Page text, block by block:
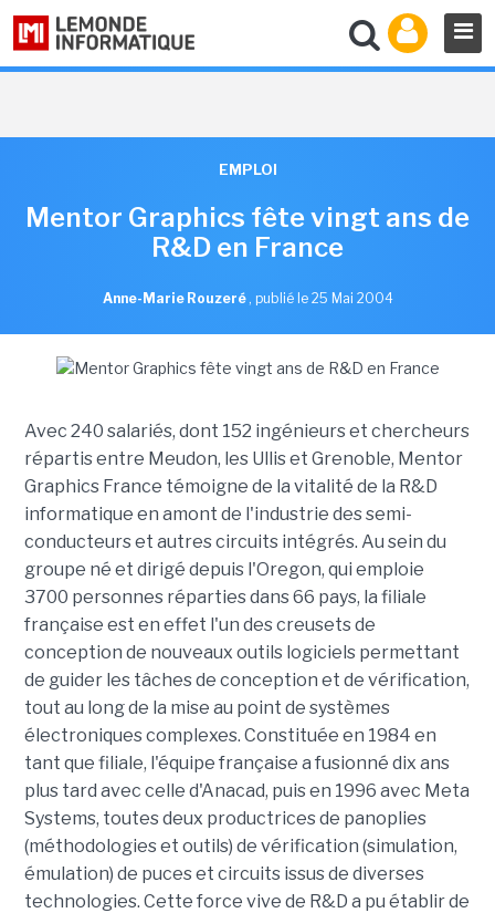
EMPLOI
Mentor Graphics fête vingt ans de
R&D en France
Anne-Marie Rouzeré , publié le 25 Mai 2004
Avec 240 salariés, dont 152 ingénieurs et chercheurs
répartis entre Meudon, les Ullis et Grenoble, Mentor
Graphics France témoigne de la vitalité de la R&D
informatique en amont de l'industrie des semi-
conducteurs et autres circuits intégrés. Au sein du
groupe né et dirigé depuis l'Oregon, qui emploie
3700 personnes réparties dans 66 pays, la filiale
française est en effet l'un des creusets de
conception de nouveaux outils logiciels permettant
de guider les tâches de conception et de vérification,
tout au long de la mise au point de systèmes
électroniques complexes. Constituée en 1984 en
tant que filiale, l'équipe française a fusionné dix ans
plus tard avec celle d'Anacad, puis en 1996 avec Meta
Systems, toutes deux productrices de panoplies
(méthodologies et outils) de vérification (simulation,
émulation) de puces et circuits issus de diverses
technologies. Cette force vive de R&D a pu établir de